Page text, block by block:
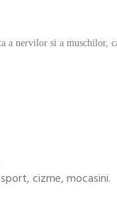
a nervilor si a
cizme, mocasini.